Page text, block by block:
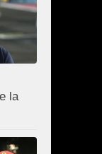
la